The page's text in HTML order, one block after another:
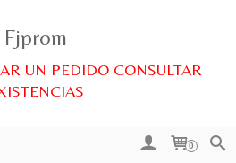
Fjprom
UN PEDIDO CONSULTAR
0